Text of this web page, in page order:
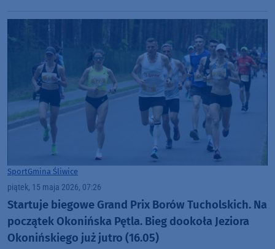
SportGmina Śliwice
piątek, 15 maja 2026, 07:26
Startuje biegowe Grand Prix Borów Tucholskich. Na
początek Okonińska Pętla. Bieg dookoła Jeziora
Okonińskiego już jutro (16.05)